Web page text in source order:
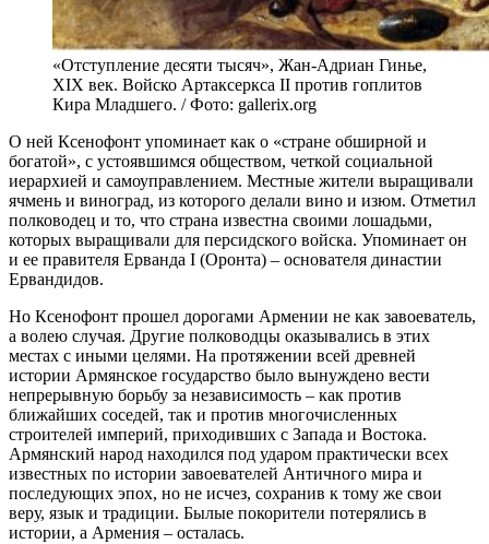
«Отступление десяти тысяч», Жан-Адриан Гинье,
XIX век. Войско Артаксеркса II против гоплитов
Кира Младшего. / Фото: gallerix.org
О ней Ксенофонт упоминает как о «стране обширной и
богатой», с устоявшимся обществом, четкой социальной
иерархией и самоуправлением. Местные жители выращивали
ячмень и виноград, из которого делали вино и изюм. Отметил
полководец и то, что страна известна своими лошадьми,
которых выращивали для персидского войска. Упоминает он
и ее правителя Ерванда I (Оронта) – основателя династии
Ервандидов.
Но Ксенофонт прошел дорогами Армении не как завоеватель,
а волею случая. Другие полководцы оказывались в этих
местах с иными целями. На протяжении всей древней
истории Армянское государство было вынуждено вести
непрерывную борьбу за независимость – как против
ближайших соседей, так и против многочисленных
строителей империй, приходивших с Запада и Востока.
Армянский народ находился под ударом практически всех
известных по истории завоевателей Античного мира и
последующих эпох, но не исчез, сохранив к тому же свои
веру, язык и традиции. Былые покорители потерялись в
истории, а Армения – осталась.